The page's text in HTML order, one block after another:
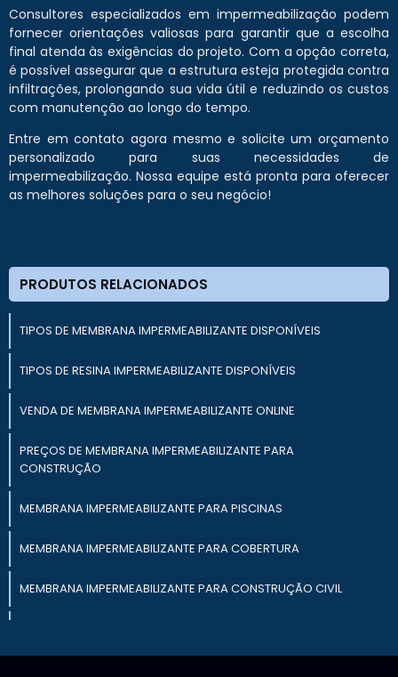
Consultores especializados em impermeabilização podem
fornecer orientações valiosas para garantir que a escolha
final atenda às exigências do projeto. Com a opção correta,
é possível assegurar que a estrutura esteja protegida contra
infiltrações, prolongando sua vida útil e reduzindo os custos
com manutenção ao longo do tempo.
Entre em contato agora mesmo e solicite um orçamento
personalizado para suas necessidades de
impermeabilização. Nossa equipe está pronta para oferecer
as melhores soluções para o seu negócio!
PRODUTOS RELACIONADOS
TIPOS DE MEMBRANA IMPERMEABILIZANTE DISPONÍVEIS
TIPOS DE RESINA IMPERMEABILIZANTE DISPONÍVEIS
VENDA DE MEMBRANA IMPERMEABILIZANTE ONLINE
PREÇOS DE MEMBRANA IMPERMEABILIZANTE PARA
CONSTRUÇÃO
MEMBRANA IMPERMEABILIZANTE PARA PISCINAS
MEMBRANA IMPERMEABILIZANTE PARA COBERTURA
MEMBRANA IMPERMEABILIZANTE PARA CONSTRUÇÃO CIVIL